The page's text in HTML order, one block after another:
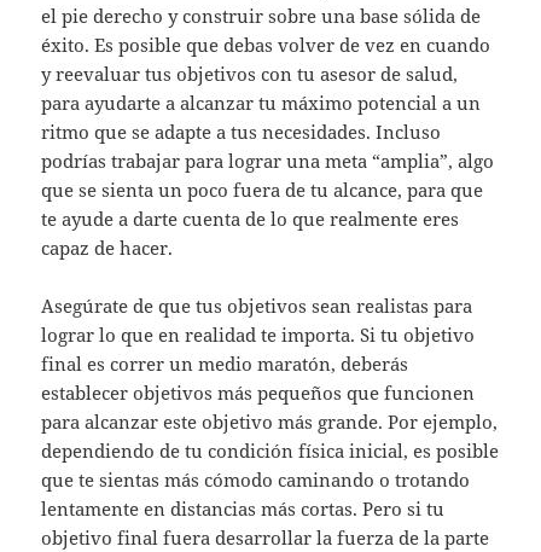
el pie derecho y construir sobre una base sólida de
éxito. Es posible que debas volver de vez en cuando
y reevaluar tus objetivos con tu asesor de salud,
para ayudarte a alcanzar tu máximo potencial a un
ritmo que se adapte a tus necesidades. Incluso
podrías trabajar para lograr una meta “amplia”, algo
que se sienta un poco fuera de tu alcance, para que
te ayude a darte cuenta de lo que realmente eres
capaz de hacer.
Asegúrate de que tus objetivos sean realistas para
lograr lo que en realidad te importa. Si tu objetivo
final es correr un medio maratón, deberás
establecer objetivos más pequeños que funcionen
para alcanzar este objetivo más grande. Por ejemplo,
dependiendo de tu condición física inicial, es posible
que te sientas más cómodo caminando o trotando
lentamente en distancias más cortas. Pero si tu
objetivo final fuera desarrollar la fuerza de la parte